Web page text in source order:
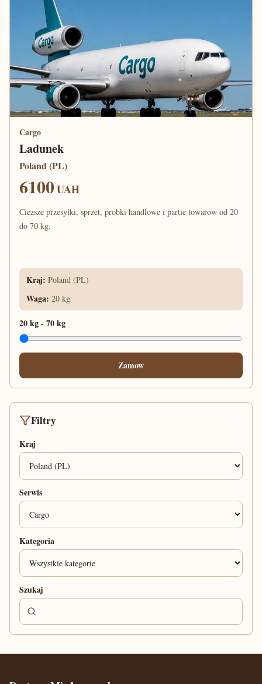
Cargo
Ladunek
Poland (PL)
6100UAH
Ciezsze przesylki, sprzet, probki handlowe i partie towarow od 20
do 70 kg.
Kraj: Poland (PL)
Waga: 20 kg
20 kg- 70 kg
Zamow
Filtry
Kraj
Serwis
Kategoria
Szukaj